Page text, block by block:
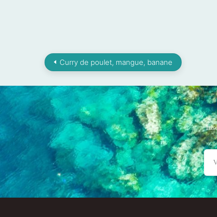
Curry de poulet, mangue, banane